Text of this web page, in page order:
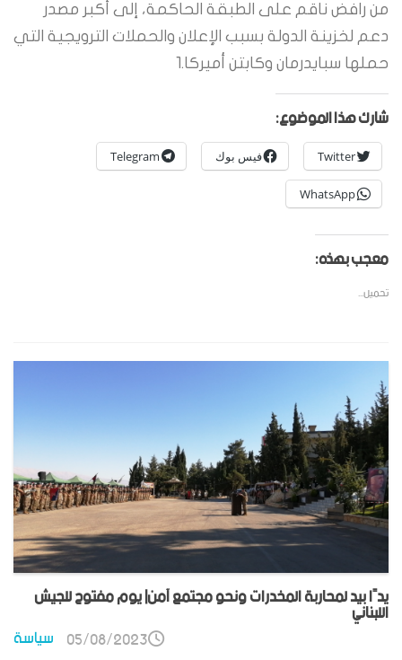
من رافض ناقم على الطبقة الحاكمة، إلى أكبر مصدر
دعم لخزينة الدولة بسبب الإعلان والحملات الترويجية التي
حملها سبايدرمان وكابتن أميركا.1
شارك هذا الموضوع:
Twitter فيس بوك Telegram
WhatsApp
معجب بهذه:
تحميل...
يدًا بيد لمحاربة المخدرات ونحو مجتمع آمن| يوم مفتوح للجيش
اللبناني
سياسة 05/08/2023